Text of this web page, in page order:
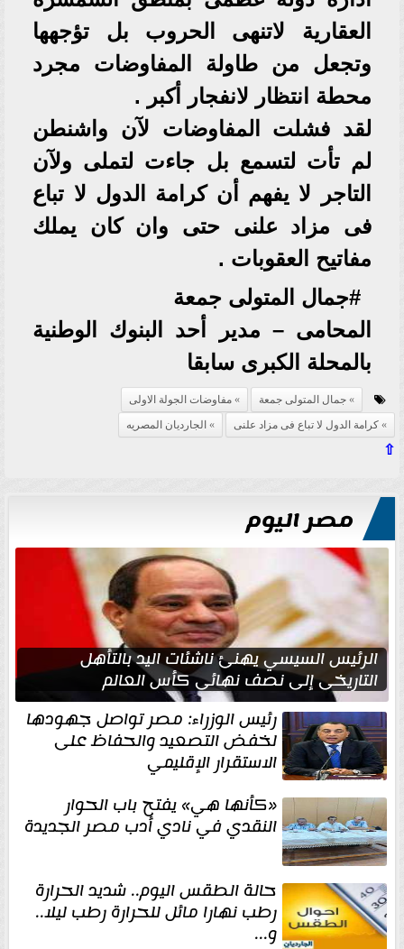
العقارية لاتنهى الحروب بل تؤجهها
وتجعل من طاولة المفاوضات مجرد
محطة انتظار لانفجار أكبر .
لقد فشلت المفاوضات لآن واشنطن
لم تأت لتسمع بل جاءت لتملى ولآن
التاجر لا يفهم أن كرامة الدول لا تباع
فى مزاد علنى حتى وان كان يملك
مفاتيح العقوبات .
#جمال المتولى جمعة
المحامى – مدير أحد البنوك الوطنية
بالمحلة الكبرى سابقا
جمال المتولى جمعة
مفاوضات الجولة الاولى
كرامة الدول لا تباع فى مزاد علنى
الجارديان المصريه
⇧
مصر اليوم
الرئيس السيسي يهنئ ناشئات اليد بالتأهل
التاريخي إلى نصف نهائي كأس العالم
رئيس الوزراء: مصر تواصل جهودها
لخفض التصعيد والحفاظ على
الاستقرار الإقليمي
«كأنها هي» يفتح باب الحوار
النقدي في نادي أدب مصر الجديدة
حالة الطقس اليوم.. شديد الحرارة
رطب نهارا مائل للحرارة رطب ليلا..
و...